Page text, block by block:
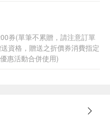
券(單筆不累贈，請注意訂單
資格，贈送之折價券消費指定
惠活動合併使用)